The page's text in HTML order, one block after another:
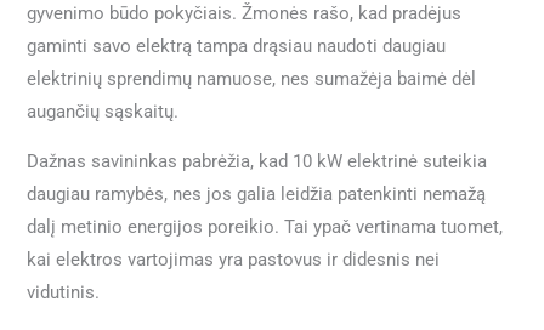
gyvenimo būdo pokyčiais. Žmonės rašo, kad pradėjus
gaminti savo elektrą tampa drąsiau naudoti daugiau
elektrinių sprendimų namuose, nes sumažėja baimė dėl
augančių sąskaitų.
Dažnas savininkas pabrėžia, kad 10 kW elektrinė suteikia
daugiau ramybės, nes jos galia leidžia patenkinti nemažą
dalį metinio energijos poreikio. Tai ypač vertinama tuomet,
kai elektros vartojimas yra pastovus ir didesnis nei
vidutinis.